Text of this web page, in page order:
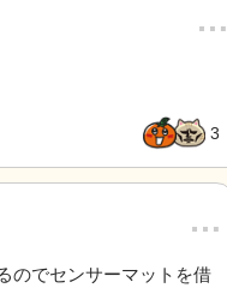
…
3
…
のでセンサーマットを借